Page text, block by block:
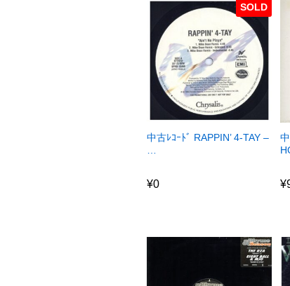
SOLD
中古ﾚｺｰﾄﾞ RAPPIN’ 4-TAY –
¥0 ¥